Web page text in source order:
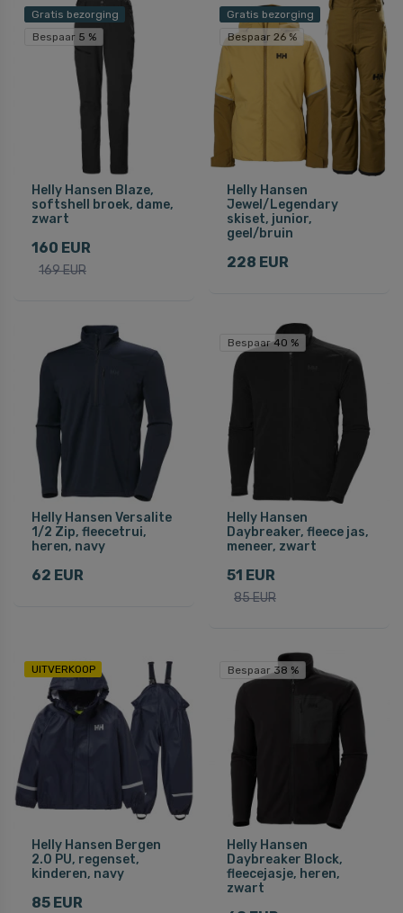
Gratis bezorging
Bespaar 5 %
Helly Hansen Blaze,
softshell broek, dame,
zwart
160 EUR
169 EUR
Gratis bezorging
Bespaar 26 %
Helly Hansen
Jewel/Legendary
skiset, junior,
geel/bruin
228 EUR
Helly Hansen Versalite
1/2 Zip, fleecetrui,
heren, navy
62 EUR
Bespaar 40 %
Helly Hansen
Daybreaker, fleece jas,
meneer, zwart
51 EUR
85 EUR
UITVERKOOP
Helly Hansen Bergen
2.0 PU, regenset,
kinderen, navy
85 EUR
Bespaar 38 %
Helly Hansen
Daybreaker Block,
fleecejasje, heren,
zwart